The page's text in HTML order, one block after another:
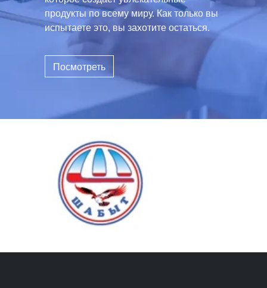
продукты по всему миру. Как только вы
испытаете это, вы захотите остаться.
Посмотреть